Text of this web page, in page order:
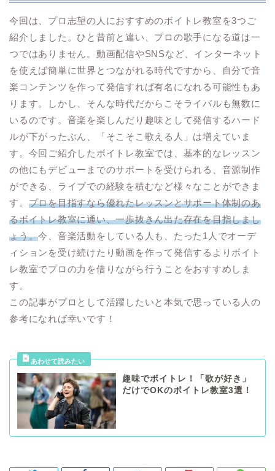
今回は、プロ志望の人におすすめのボイトレ教室を3つご
紹介しました。ひと昔前と違い、プロの歌手になる道は一
つではありません。動画配信やSNSなど、インターネット
を使えば簡単に世界とつながれる時代ですから、自分で音
楽コンテンツを作って発信すれば有名になれる可能性もあ
ります。しかし、そんな時代だからこそライバルも無数に
いるのです。音楽を楽しんだり趣味として発信するハード
ルが下がったぶん、「そこそこ歌える人」は増えていま
す。今回ご紹介したボイトレ教室では、基本的なレッスン
の他にもデビューまでのサポートを受けられる、音源制作
ができる、ライブでの経験を積むなど様々なことができま
す。 プロを目指すなら優れたレッスンとサポート体制のあ
るボイトレ教室に通い、一歩抜きん出た存在を目指しまし
ょう。今、音楽活動をしている人も、たった1人でオーデ
ィションを受け続けたり動画を作って発信するよりボイト
レ教室でプロの力を借りながら行うことをおすすめしま
す。
この記事がプロとして活躍したいと本気で思っている人の
参考になれば幸いです！
趣味でボイトレ！「歌が好き」
だけでOKのボイトレ教室3選！